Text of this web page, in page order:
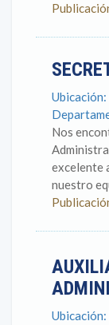
Nos
excelente
nuestro